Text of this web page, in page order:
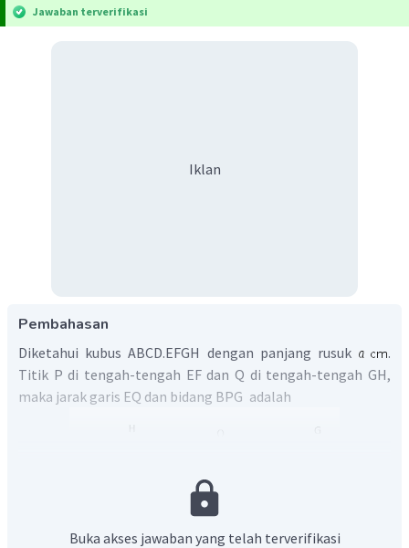
Jawaban terverifikasi
Iklan
Pembahasan
Diketahui kubus ABCD.EFGH dengan panjang rusuk
.
Titik P di tengah-tengah EF dan Q di tengah-tengah GH,
maka jarak garis EQ dan bidang BPG adalah
Buka akses jawaban yang telah terverifikasi